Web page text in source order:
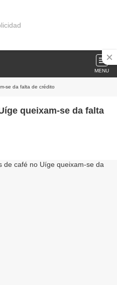
MENU
se da falta de crédito
queixam-se da falta